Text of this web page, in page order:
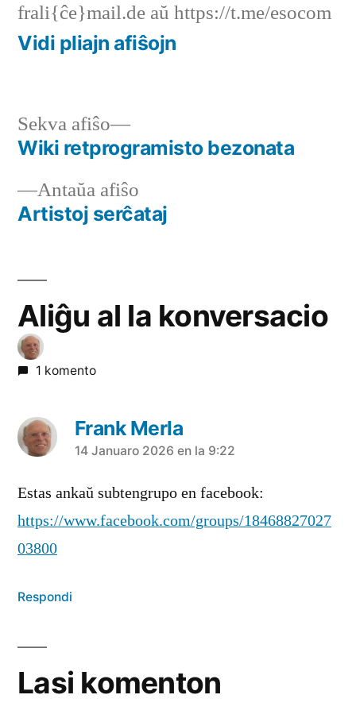
frali{ĉe}mail.de aŭ https://t.me/esocom
Vidi pliajn afiŝojn
Navigado
traAntaŭa afiŝo
afiŝo:
Artistoj serĉataj
Sekva afiŝo
Sekva
afiŝo:
Wiki retprogramisto bezonata
Aliĝu al la konversacio
1 komento
Frank Merla
diras:
14 Januaro 2026 en la 9:22
Estas ankaŭ subtengrupo en facebook:
https://www.facebook.com/groups/18468827027
03800
Respondi
Lasi komenton